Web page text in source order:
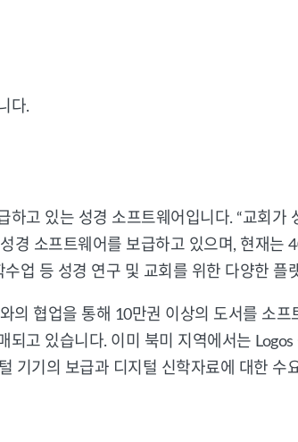
다.
고 있는 성경 소프트웨어입니다. “교회가
경 소프트웨어를 보급하고 있으며, 현재는
업 등 성경 연구 및 교회를 위한 다양한 플
의 협업을 통해 10만권 이상의 도서를 소
고 있습니다. 이미 북미 지역에서는
기기의 보급과 디지털 신학자료에 대한 수